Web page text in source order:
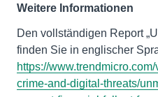
Weitere Informationen
Den vollständigen Report
finden Sie in englischer
https://
crime-and-digital-threats/